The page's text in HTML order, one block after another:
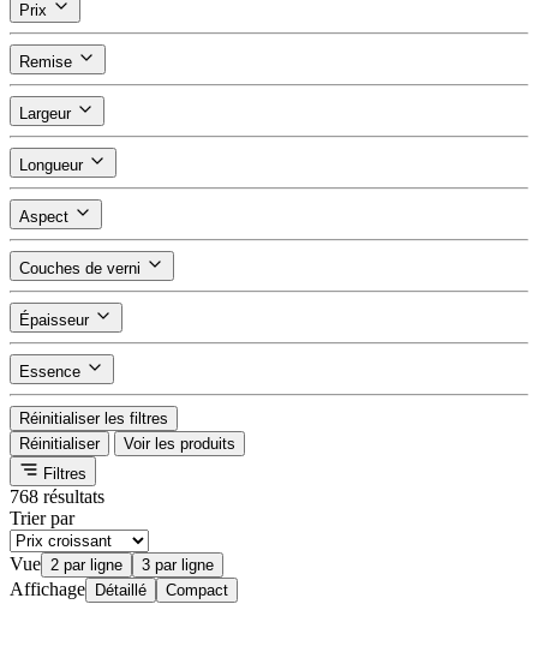
Prix
Remise
Largeur
Longueur
Aspect
Couches de verni
Épaisseur
Essence
Réinitialiser les filtres
Réinitialiser
Voir les produits
Filtres
768 résultats
Trier par
Vue 2 par ligne 3 par ligne
Affichage Détaillé Compact